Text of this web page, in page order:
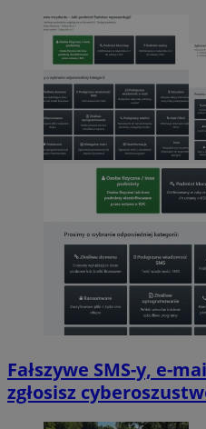
Fałszywe SMS-y, e-
zgłosisz